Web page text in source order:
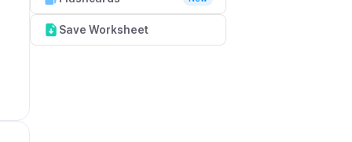
Save Worksheet